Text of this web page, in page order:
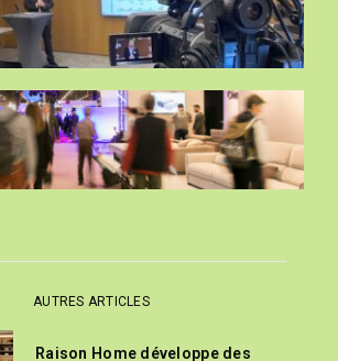
AUTRES ARTICLES
Raison Home développe des